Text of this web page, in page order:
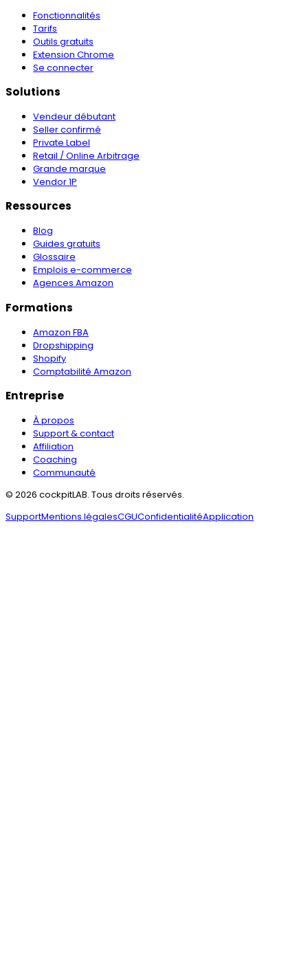
Fonctionnalités
Tarifs
Outils gratuits
Extension Chrome
Se connecter
Solutions
Vendeur débutant
Seller confirmé
Private Label
Retail / Online Arbitrage
Grande marque
Vendor 1P
Ressources
Blog
Guides gratuits
Glossaire
Emplois e-commerce
Agences Amazon
Formations
Amazon FBA
Dropshipping
Shopify
Comptabilité Amazon
Entreprise
À propos
Support & contact
Affiliation
Coaching
Communauté
© 2026 cockpitLAB. Tous droits réservés.
SupportMentions légalesCGUConfidentialitéApplication